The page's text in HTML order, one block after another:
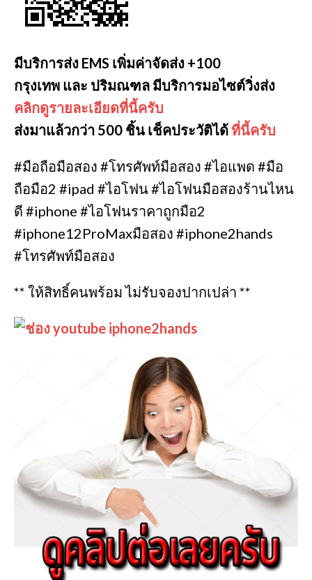
มีบริการส่ง EMS เพิ่มค่าจัดส่ง +100
กรุงเทพ และ ปริมณฑล มีบริการมอไซต์วิ่งส่ง
คลิกดูรายละเอียดที่นี้ครับ
ส่งมาแล้วกว่า 500 ชิ้น เช็คประวัติได้ที่นี้ครับ
#มือถือมือสอง #โทรศัพท์มือสอง #ไอแพด #มือ
ถือมือ2 #ipad #ไอโฟน #ไอโฟนมือสองร้านไหน
ดี #iphone #ไอโฟนราคาถูกมือ2
#iphone12ProMaxมือสอง #iphone2hands
#โทรศัพท์มือสอง
** ให้สิทธิ์คนพร้อม ไม่รับจองปากเปล่า **